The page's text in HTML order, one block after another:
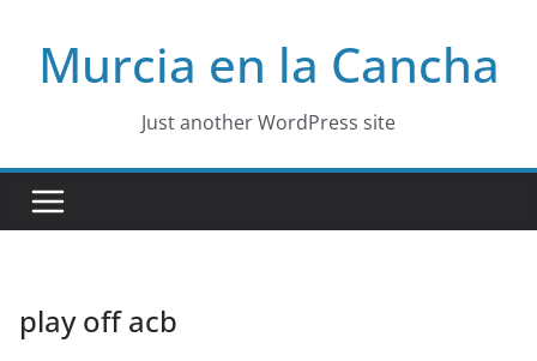
contentMurcia en la Cancha
Just another WordPress site
play off acb